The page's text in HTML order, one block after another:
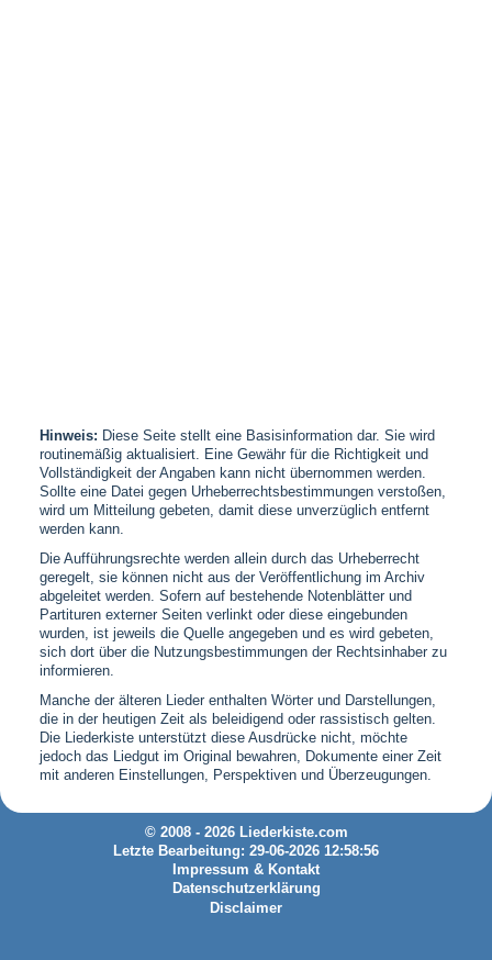
Hinweis: Diese Seite stellt eine Basisinformation dar. Sie wird
routinemäßig aktualisiert. Eine Gewähr für die Richtigkeit und
Vollständigkeit der Angaben kann nicht übernommen werden.
Sollte eine Datei gegen Urheberrechtsbestimmungen verstoßen,
wird um Mitteilung gebeten, damit diese unverzüglich entfernt
werden kann.
Die Aufführungsrechte werden allein durch das Urheberrecht
geregelt, sie können nicht aus der Veröffentlichung im Archiv
abgeleitet werden. Sofern auf bestehende Notenblätter und
Partituren externer Seiten verlinkt oder diese eingebunden
wurden, ist jeweils die Quelle angegeben und es wird gebeten,
sich dort über die Nutzungsbestimmungen der Rechtsinhaber zu
informieren.
Manche der älteren Lieder enthalten Wörter und Darstellungen,
die in der heutigen Zeit als beleidigend oder rassistisch gelten.
Die Liederkiste unterstützt diese Ausdrücke nicht, möchte
jedoch das Liedgut im Original bewahren, Dokumente einer Zeit
mit anderen Einstellungen, Perspektiven und Überzeugungen.
© 2008 - 2026 Liederkiste.com
Letzte Bearbeitung: 29-06-2026 12:58:56
Impressum & Kontakt
Datenschutzerklärung
Disclaimer